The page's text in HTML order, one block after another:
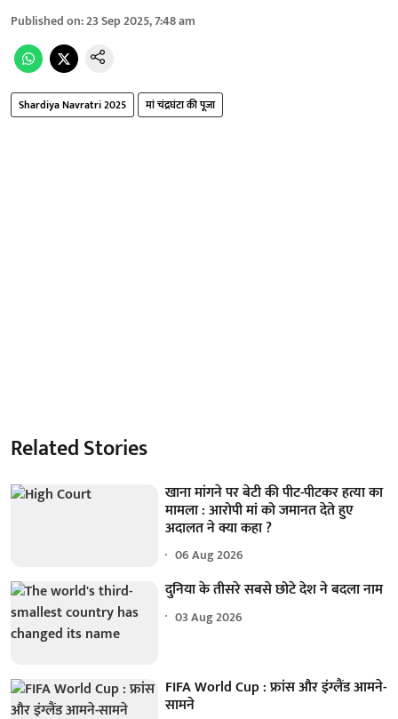
Published on:23 Sep 2025, 7:48 am
Shardiya Navratri 2025 मां चंद्रघंटा की पूजा
Related Stories
खाना मांगने पर बेटी की पीट-पीटकर हत्या का
मामला : आरोपी मां को जमानत देते हुए
अदालत ने क्या कहा ?
06 Aug 2026
दुनिया के तीसरे सबसे छोटे देश ने बदला नाम
03 Aug 2026
FIFA World Cup : फ्रांस और इंग्लैंड आमने-
सामने